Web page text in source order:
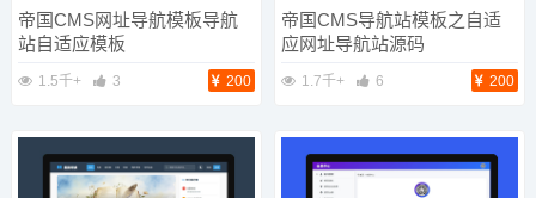
帝国CMS网址导航模板导航
站自适应模板
1.5千+ 3 200
帝国CMS导航站模板之自适
应网址导航站源码
1.7千+ 6 200